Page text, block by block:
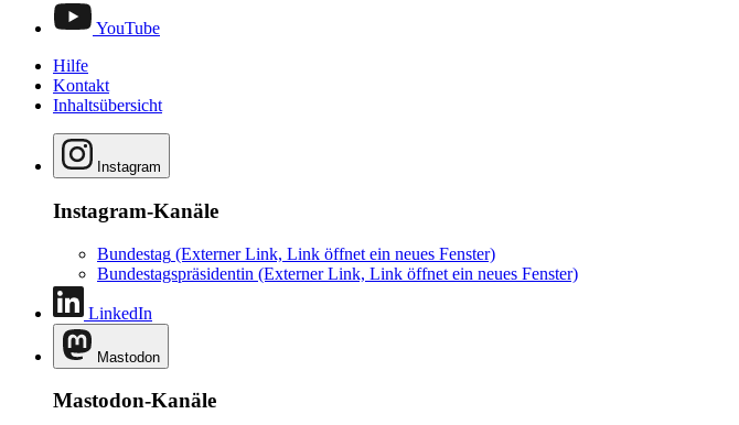
YouTube
Hilfe
Kontakt
Inhaltsübersicht
Instagram
Instagram-Kanäle
Bundestag (Externer Link, Link öffnet ein neues Fenster)
Bundestagspräsidentin (Externer Link, Link öffnet ein neues Fenster)
LinkedIn
Mastodon
Mastodon-Kanäle